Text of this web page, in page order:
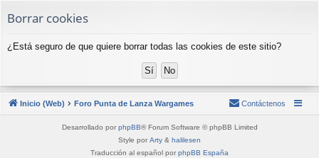
pi
Borrar cookies
¿Está seguro de que quiere borrar todas las cookies de este sitio?
Inicio (Web) Foro Punta de Lanza Wargames Contáctenos
Desarrollado por phpBB® Forum Software © phpBB Limited
Style por Arty & halilesen
Traducción al español por phpBB España